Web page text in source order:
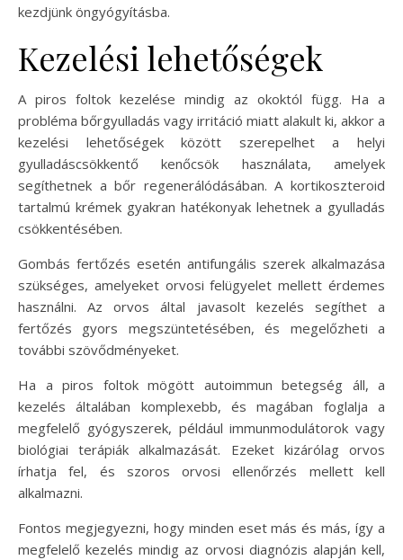
kezdjünk öngyógyításba.
Kezelési lehetőségek
A piros foltok kezelése mindig az okoktól függ. Ha a
probléma bőrgyulladás vagy irritáció miatt alakult ki, akkor a
kezelési lehetőségek között szerepelhet a helyi
gyulladáscsökkentő kenőcsök használata, amelyek
segíthetnek a bőr regenerálódásában. A kortikoszteroid
tartalmú krémek gyakran hatékonyak lehetnek a gyulladás
csökkentésében.
Gombás fertőzés esetén antifungális szerek alkalmazása
szükséges, amelyeket orvosi felügyelet mellett érdemes
használni. Az orvos által javasolt kezelés segíthet a
fertőzés gyors megszüntetésében, és megelőzheti a
további szövődményeket.
Ha a piros foltok mögött autoimmun betegség áll, a
kezelés általában komplexebb, és magában foglalja a
megfelelő gyógyszerek, például immunmodulátorok vagy
biológiai terápiák alkalmazását. Ezeket kizárólag orvos
írhatja fel, és szoros orvosi ellenőrzés mellett kell
alkalmazni.
Fontos megjegyezni, hogy minden eset más és más, így a
megfelelő kezelés mindig az orvosi diagnózis alapján kell,